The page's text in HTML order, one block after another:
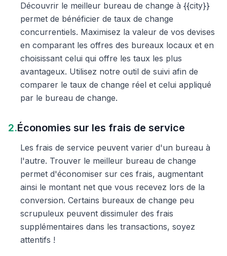
Découvrir le meilleur bureau de change à {{city}}
permet de bénéficier de taux de change
concurrentiels. Maximisez la valeur de vos devises
en comparant les offres des bureaux locaux et en
choisissant celui qui offre les taux les plus
avantageux. Utilisez notre outil de suivi afin de
comparer le taux de change réel et celui appliqué
par le bureau de change.
2.Économies sur les frais de service
Les frais de service peuvent varier d'un bureau à
l'autre. Trouver le meilleur bureau de change
permet d'économiser sur ces frais, augmentant
ainsi le montant net que vous recevez lors de la
conversion. Certains bureaux de change peu
scrupuleux peuvent dissimuler des frais
supplémentaires dans les transactions, soyez
attentifs !